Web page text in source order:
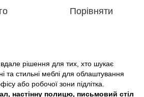
Порівняти
рішення для тих, хто шукає
та стильні меблі для облаштування
або робочої зони підлітка.
настінну полицю, письмовий стіл